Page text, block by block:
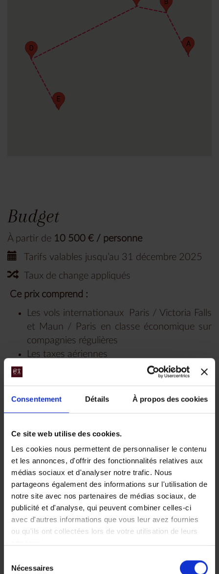
Consentement Détails À propos des cookies
Ce site web utilise des cookies.
Les cookies nous permettent de personnaliser le contenu
et les annonces, d'offrir des fonctionnalités relatives aux
médias sociaux et d'analyser notre trafic. Nous
partageons également des informations sur l'utilisation de
notre site avec nos partenaires de médias sociaux, de
publicité et d'analyse, qui peuvent combiner celles-ci
avec d'autres informations que vous leur avez fournies
ou qu'ils ont collectées lors de votre utilisation de leurs
Nécessaires
A
D
E
Budget
À partir de 10 500 € / personne
Tarifs valables jusqu’au 31 décembre 2025
Taux de change appliqués
Ce prix comprend :
Les vols internationaux Paris / Victoria Falls
et Maun / Paris en classe économique sur
compagnies régulières
Les taxes aériennes
Les trajets en avion taxis Victoria Falls /
Camp Hwange / Victoria Falls et Kasane /
Karangoma Camp / Maun
Les transferts par la route de l'aéroport de
Victoria Falls au Ilala Lodge puis de Ilala
Lodge à Kasane
L’hébergement sur la base de 8 nuits :
4 nuits - Parc de Hwange - Camp
Hwange en pension complète
1 nuit - Victoria Falls - Ilala Lodge en
Karangoma Camp en pension